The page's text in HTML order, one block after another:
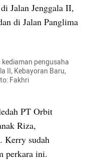
Jalan Jenggala II,
di Jalan Panglima
pengusaha
II, Kebayoran Baru,
Fakhri
PT Orbit
Riza,
Kerry sudah
perkara ini.